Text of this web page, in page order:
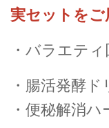
実セットをご
・バラエティ
・腸活発酵
・便秘解消ハ